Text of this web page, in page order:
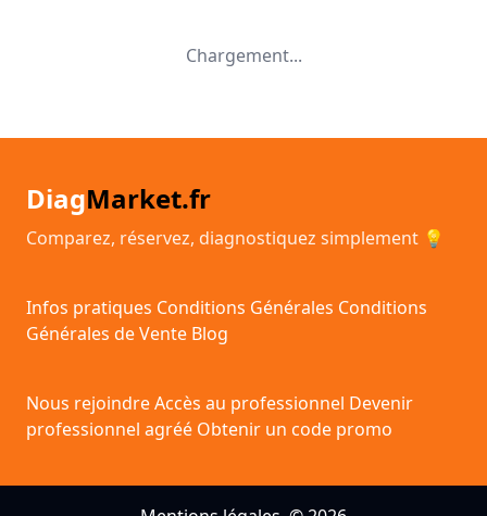
Chargement...
DiagMarket.fr
Comparez, réservez, diagnostiquez simplement 💡
Infos pratiques Conditions Générales Conditions
Générales de Vente Blog
Nous rejoindreAccès au professionnel Devenir
professionnel agréé Obtenir un code promo